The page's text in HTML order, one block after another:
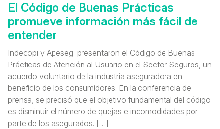
El Código de Buenas Prácticas
promueve información más fácil de
entender
Indecopi y Apeseg presentaron el Código de Buenas
Prácticas de Atención al Usuario en el Sector Seguros, un
acuerdo voluntario de la industria aseguradora en
beneficio de los consumidores. En la conferencia de
prensa, se precisó que el objetivo fundamental del código
es disminuir el número de quejas e incomodidades por
parte de los asegurados. […]